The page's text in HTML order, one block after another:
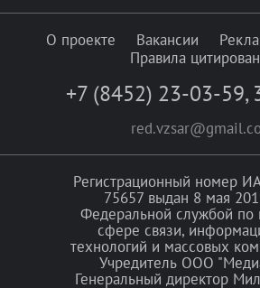
О проекте Вакансии
Правила
+7 (8452) 23-03-59,
Регистрационный номер
75657 выдан 8 мая
Федеральной службой по
сфере связи,
технологий и массовых
Учредитель ООО
Генеральный директор